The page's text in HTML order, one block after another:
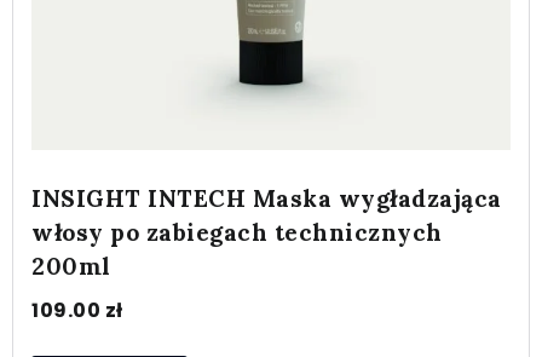
INSIGHT INTECH Maska wygładzająca
włosy po zabiegach technicznych
200ml
109.00 zł